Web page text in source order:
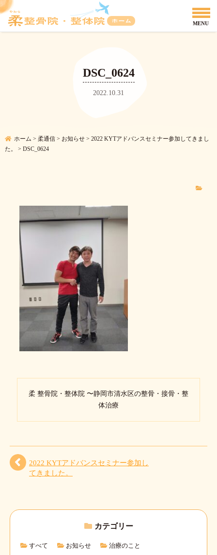
DSC_0624
2022.10.31
ホーム > 柔通信 > お知らせ > 2022 KYTアドバンスセミナー参加してきまし
た。
> DSC_0624
柔 整骨院・整体院 〜静岡市清水区の整骨・接骨・整
体治療
2022 KYTアドバンスセミナー参加し
てきました。
カテゴリー
すべて お知らせ 治療のこと